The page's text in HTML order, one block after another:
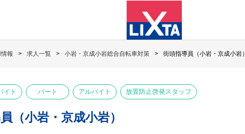
報 求人一覧 小岩・京成小岩総合自転車対策 街頭指導員（小岩・京成小岩）
イト パート アルバイト 放置防止啓発スタッフ
（小岩・京成小岩）